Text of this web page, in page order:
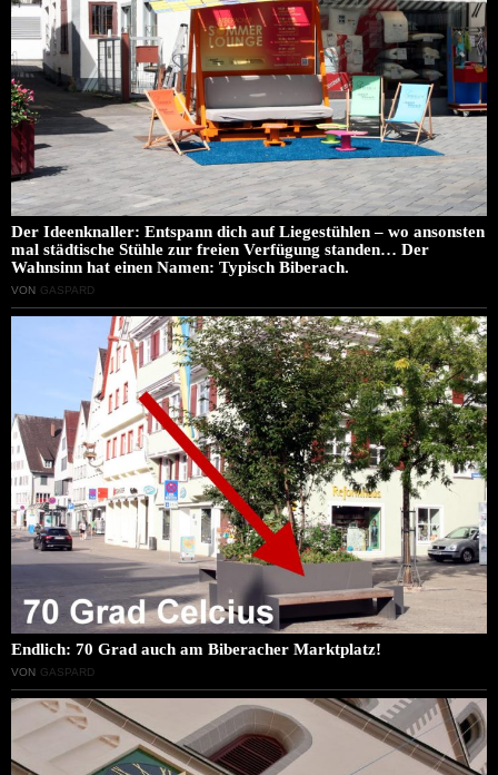
Der Ideenknaller: Entspann dich auf Liegestühlen – wo ansonsten
mal städtische Stühle zur freien Verfügung standen… Der
Wahnsinn hat einen Namen: Typisch Biberach.
VON GASPARD
Endlich: 70 Grad auch am Biberacher Marktplatz!
VON GASPARD